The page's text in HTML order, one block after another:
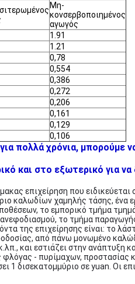
Μη-
κονσερβοποιημένος
αγωγός
1.91
1.21
0,78
0,554
0,386
0,272
0,206
0,161
0,129
0,106
πολλά χρόνια,
και στο εξωτερικό για
επιχείρηση που
καλωδίων χαμηλής τάσης,
το εμπορικό τμήμα
το τμήμα
της επιχείρησης είναι: το
από πάνω μονωμένο
και εστιάζει στην
- πυρίμαχων, προστασίας
1 δισεκατομμύριο σε yuan. Οι